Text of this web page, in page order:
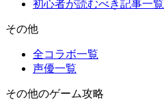
初心者が読むべき記事一覧
その他
全コラボ一覧
声優一覧
その他のゲーム攻略